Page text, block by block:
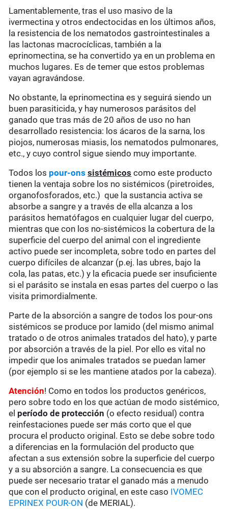
Lamentablemente, tras el uso masivo de la
ivermectina y otros endectocidas en los últimos años,
la resistencia de los nematodos gastrointestinales a
las lactonas macrocíclicas, también a la
eprinomectina, se ha convertido ya en un problema en
muchos lugares. Es de temer que estos problemas
vayan agravándose.
No obstante, la eprinomectina es y seguirá siendo un
buen parasiticida, y hay numerosos parásitos del
ganado que tras más de 20 años de uso no han
desarrollado resistencia: los ácaros de la sarna, los
piojos, numerosas miasis, los nematodos pulmonares,
etc., y cuyo control sigue siendo muy importante.
Todos los pour-ons sistémicos como este producto
tienen la ventaja sobre los no sistémicos (piretroides,
organofosforados, etc.) que la sustancia activa se
absorbe a sangre y a través de ella alcanza a los
parásitos hematófagos en cualquier lugar del cuerpo,
mientras que con los no-sistémicos la cobertura de la
superficie del cuerpo del animal con el ingrediente
activo puede ser incompleta, sobre todo en partes del
cuerpo difíciles de alcanzar (p.ej. las ubres, bajo la
cola, las patas, etc.) y la eficacia puede ser insuficiente
si el parásito se instala en esas partes del cuerpo o las
visita primordialmente.
Parte de la absorción a sangre de todos los pour-ons
sistémicos se produce por lamido (del mismo animal
tratado o de otros animales tratados del hato), y parte
por absorción a través de la piel. Por ello es vital no
impedir que los animales tratados se puedan lamer
(por ejemplo si se les mantiene atados por la cabeza).
Atención! Como en todos los productos genéricos,
pero sobre todo en los que actúan de modo sistémico,
el período de protección (o efecto residual) contra
reinfestaciones puede ser más corto que el que
procura el producto original. Esto se debe sobre todo
a diferencias en la formulación del producto que
afectan a sus extensión sobre la superficie del cuerpo
y a su absorción a sangre. La consecuencia es que
puede ser necesario tratar el ganado más a menudo
que con el producto original, en este caso IVOMEC
EPRINEX POUR-ON (de MERIAL).